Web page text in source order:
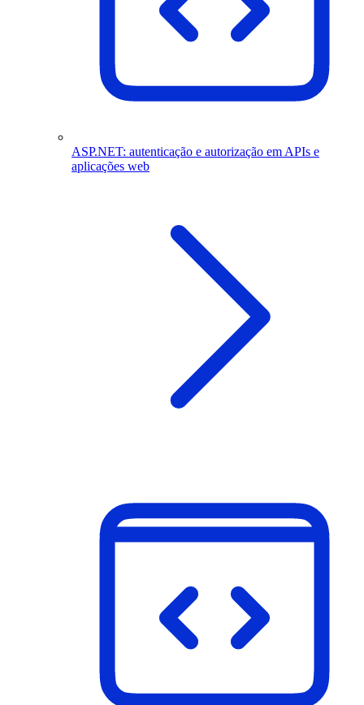
ASP.NET: autenticação e autorização em APIs e
aplicações web